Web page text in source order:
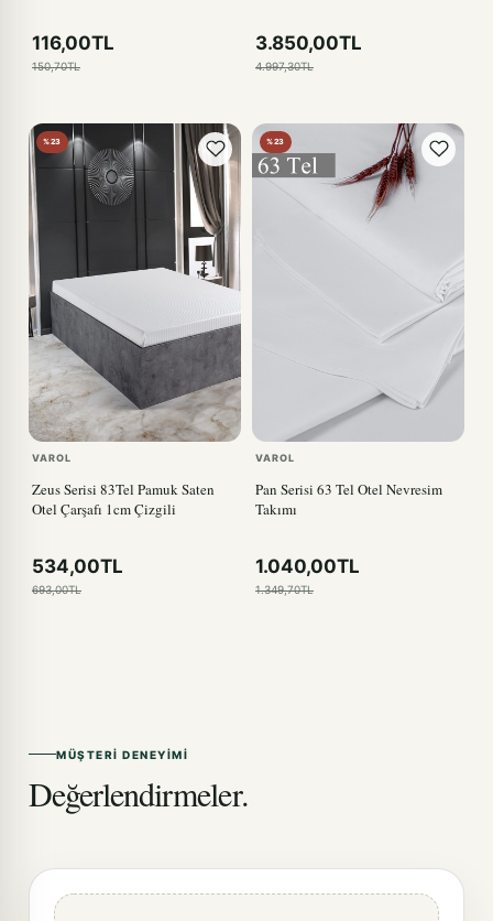
116,00TL
150,70TL
3.850,00TL
4.997,30TL
%23
VAROL
Zeus Serisi 83Tel Pamuk Saten
Otel Çarşafı 1cm Çizgili
534,00TL
693,00TL
%23
VAROL
Pan Serisi 63 Tel Otel Nevresim
Takımı
1.040,00TL
1.349,70TL
MÜŞTERI DENEYIMI
Değerlendirmeler.